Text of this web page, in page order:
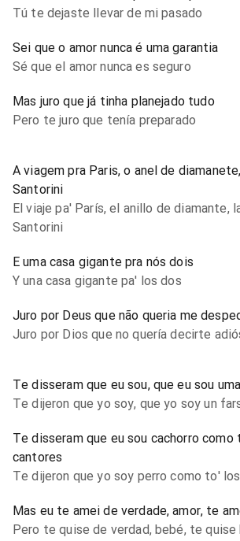
Tú te dejaste llevar de mi pasado
Sei que o amor nunca é uma garantia
Sé que el amor nunca es seguro
Mas juro que já tinha planejado tudo
Pero te juro que tenía preparado
A viagem pra Paris, o anel de
Santorini
El viaje pa' París, el anillo de diamante,
Santorini
E uma casa gigante pra nós dois
Y una casa gigante pa' los dos
Juro por Deus que não queria me
Juro por Dios que no quería decirte
Te disseram que eu sou, que eu sou
Te dijeron que yo soy, que yo soy un
Te disseram que eu sou cachorro como
cantores
Te dijeron que yo soy perro como to'
Mas eu te amei de verdade, amor, te
Pero te quise de verdad, bebé, te